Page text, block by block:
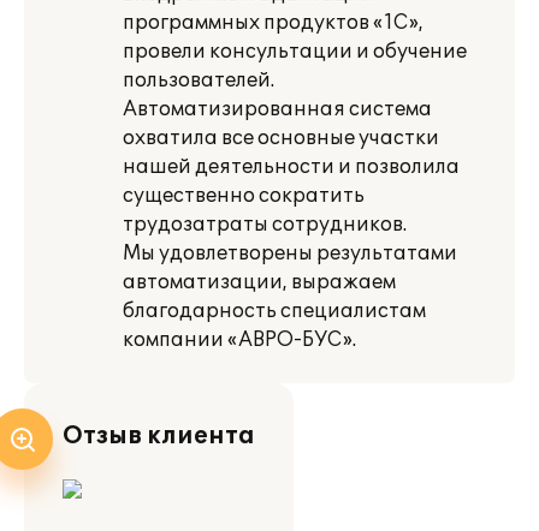
программных продуктов «1С»,
провели консультации и обучение
пользователей.
Автоматизированная система
охватила все основные участки
нашей деятельности и позволила
существенно сократить
трудозатраты сотрудников.
Мы удовлетворены результатами
автоматизации, выражаем
благодарность специалистам
компании «АВРО-БУС».
Отзыв клиента